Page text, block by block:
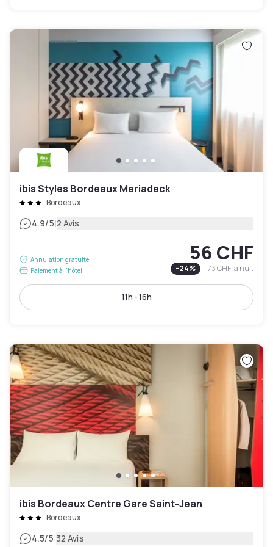
ibis Styles Bordeaux Meriadeck
Bordeaux
4.9/5|2 Avis
Annulation gratuite
Paiement à l'hôtel
56 CHF
-24% 73 CHFla nuit
11h - 16h
ibis Bordeaux Centre Gare Saint-Jean
Bordeaux
4.5/5|32 Avis